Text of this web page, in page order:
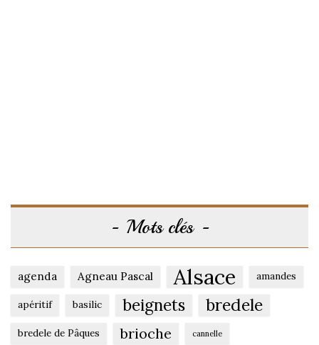
Mots clés
agenda Agneau Pascal Alsace amandes
apéritif basilic beignets bredele
bredele de Pâques brioche cannelle